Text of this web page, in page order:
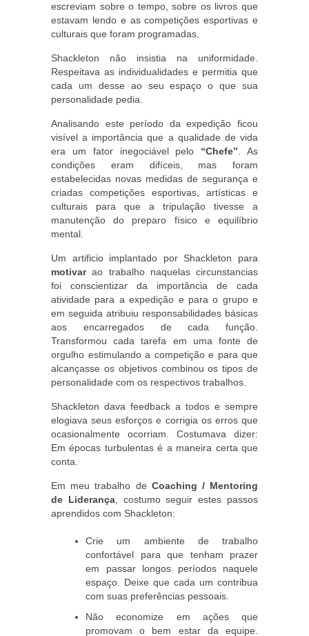
escreviam sobre o tempo, sobre os livros que
estavam lendo e as competições esportivas e
culturais que foram programadas.
Shackleton não insistia na uniformidade.
Respeitava as individualidades e permitia que
cada um desse ao seu espaço o que sua
personalidade pedia.
Analisando este período da expedição ficou
visível a importância que a qualidade de vida
era um fator inegociável pelo “Chefe” . As
condições eram difíceis, mas foram
estabelecidas novas medidas de segurança e
criadas competições esportivas, artísticas e
culturais para que a tripulação tivesse a
manutenção do preparo físico e equilíbrio
mental.
Um artificio implantado por Shackleton para
motivarao trabalho naquelas circunstancias
foi conscientizar da importância de cada
atividade para a expedição e para o grupo e
em seguida atribuiu responsabilidades básicas
aos encarregados de cada função.
Transformou cada tarefa em uma fonte de
orgulho estimulando a competição e para que
alcançasse os objetivos combinou os tipos de
personalidade com os respectivos trabalhos.
Shackleton dava feedback a todos e sempre
elogiava seus esforços e corrigia os erros que
ocasionalmente ocorriam. Costumava dizer:
Em épocas turbulentas é a maneira certa que
conta.
Em meu trabalho de Coaching / Mentoring
de Liderança, costumo seguir estes passos
aprendidos com Shackleton:
Crie um ambiente de trabalho
confortável para que tenham prazer
em passar longos períodos naquele
espaço. Deixe que cada um contribua
com suas preferências pessoais.
Não economize em ações que
promovam o bem estar da equipe.